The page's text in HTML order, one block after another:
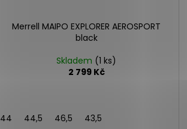
41 42 42,5
Merrell MAIPO EXPLORER AEROSPORT
black
Skladem (1 ks)
2 799 Kč
44 44,5 46,5 43,5